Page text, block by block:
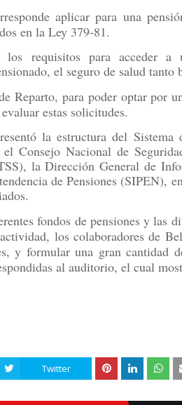
aplicar para una
en la Ley 379-81.
los requisitos para acceder a
el seguro de salud
Reparto, para poder optar por
estas solicitudes.
la estructura del
Consejo Nacional de
la Dirección General de
de Pensiones (SIPEN),
fondos de pensiones y las
los colaboradores de
y formular una gran cantidad
al auditorio, el cual
Twitter